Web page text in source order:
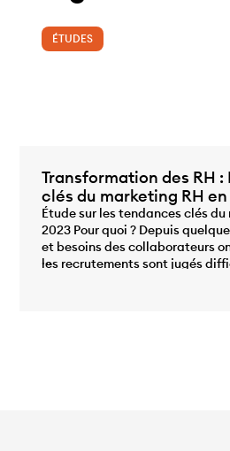
ÉTUDES
Transformation des RH
clés du marketing RH en
Étude sur les tendances clés
2023 Pour quoi ? Depuis
et besoins des collaborateurs
les recrutements sont jugés
employeurs et où le turn-over
...